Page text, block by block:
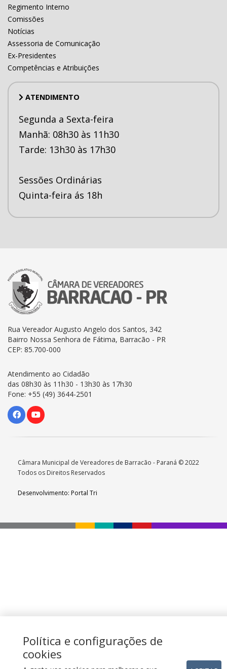
Regimento Interno
Comissões
Notícias
Assessoria de Comunicação
Ex-Presidentes
Competências e Atribuições
ATENDIMENTO
Segunda a Sexta-feira
Manhã: 08h30 às 11h30
Tarde: 13h30 às 17h30
Sessões Ordinárias
Quinta-feira ás 18h
Rua Vereador Augusto Angelo dos Santos, 342
Bairro Nossa Senhora de Fátima, Barracão - PR
CEP: 85.700-000
Atendimento ao Cidadão
das 08h30 às 11h30 - 13h30 às 17h30
Fone: +55 (49) 3644-2501
Câmara Municipal de Vereadores de Barracão - Paraná © 2022
Todos os Direitos Reservados
Desenvolvimento: Portal Tri
Política e configurações de
cookies